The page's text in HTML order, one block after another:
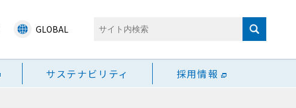
GLOBAL
サステナビリティ 採用情報